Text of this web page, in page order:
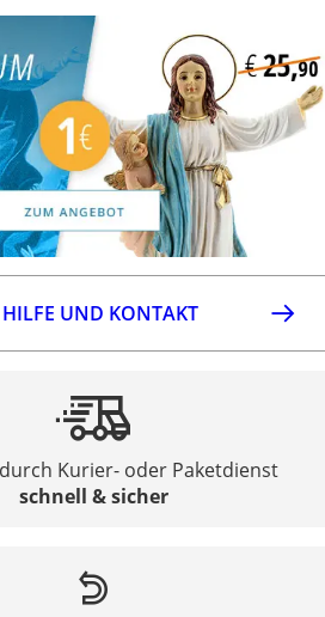
HILFE UND KONTAKT
Kurier- oder Paketdienst
schnell & sicher